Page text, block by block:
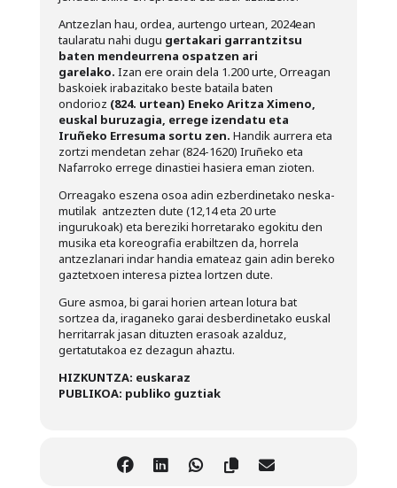
Antzezlan hau, ordea, aurtengo urtean, 2024ean
taularatu nahi dugu gertakari garrantzitsu
baten mendeurrena ospatzen ari
garelako. Izan ere orain dela 1.200 urte, Orreagan
baskoiek irabazitako beste bataila baten
ondorioz (824. urtean) Eneko Aritza Ximeno,
euskal buruzagia, errege izendatu eta
Iruñeko Erresuma sortu zen. Handik aurrera eta
zortzi mendetan zehar (824-1620) Iruñeko eta
Nafarroko errege dinastiei hasiera eman zioten.
Orreagako eszena osoa adin ezberdinetako neska-
mutilak antzezten dute (12,14 eta 20 urte
ingurukoak) eta bereziki horretarako egokitu den
musika eta koreografia erabiltzen da, horrela
antzezlanari indar handia emateaz gain adin bereko
gaztetxoen interesa piztea lortzen dute.
Gure asmoa, bi garai horien artean lotura bat
sortzea da, iraganeko garai desberdinetako euskal
herritarrak jasan dituzten erasoak azalduz,
gertatutakoa ez dezagun ahaztu.
HIZKUNTZA: euskaraz
PUBLIKOA: publiko guztiak